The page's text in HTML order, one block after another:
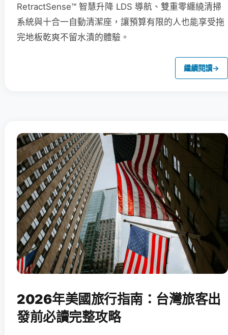
RetractSense™ 智慧升降 LDS 導航、雙重零纏繞清掃
系統與十合一自動清潔座，讓預算有限的人也能享受拖
完地板乾爽不留水漬的體驗。
繼續閱讀→
2026年美國旅行指南：台灣旅客出
發前必讀完整攻略